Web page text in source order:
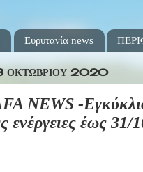
Ευρυτανία news
ΟΚΤΩΒΡΊΟΥ 2020
NEWS -
ενέργειες έως 31/